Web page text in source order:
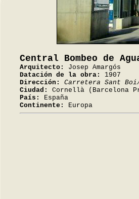
Central Bombeo de
Arquitecto:
Josep Amargós
Datación de la obra:
1907
Dirección:
Carretera Sant
Ciudad:
Cornellà (Barcelona
País:
España
Continente:
Europa